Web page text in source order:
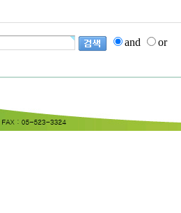
and or